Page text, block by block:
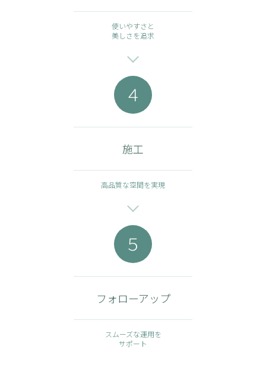
使いやすさと
美しさを追求
４
施工
高品質な空間を実現
５
フォローアップ
スムーズな運用を
サポート